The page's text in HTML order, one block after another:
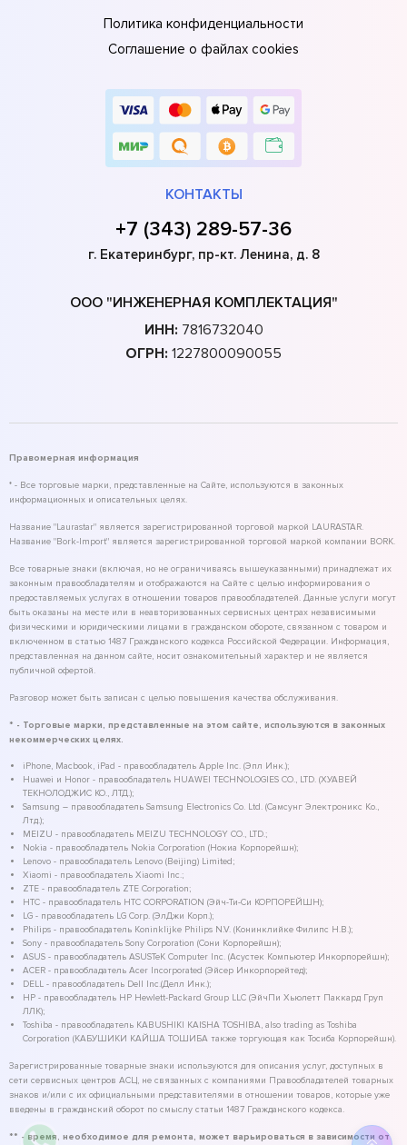
Политика конфиденциальности
Соглашение о файлах cookies
КОНТАКТЫ
+7 (343) 289-57-36
г. Екатеринбург, пр-кт. Ленина, д. 8
ООО "ИНЖЕНЕРНАЯ КОМПЛЕКТАЦИЯ"
ИНН: 7816732040
ОГРН: 1227800090055
Правомерная информация
* - Все торговые марки, представленные на Сайте, используются в законных
информационных и описательных целях.
Название "Laurastar" является зарегистрированной торговой маркой LAURASTAR.
Название "Bork-Import" является зарегистрированной торговой маркой компании BORK.
Все товарные знаки (включая, но не ограничиваясь вышеуказанными) принадлежат их
законным правообладателям и отображаются на Сайте с целью информирования о
предоставляемых услугах в отношении товаров правообладателей. Данные услуги могут
быть оказаны на месте или в неавторизованных сервисных центрах независимыми
физическими и юридическими лицами в гражданском обороте, связанном с товаром и
включенном в статью 1487 Гражданского кодекса Российской Федерации. Информация,
представленная на данном сайте, носит ознакомительный характер и не является
публичной офертой.
Разговор может быть записан с целью повышения качества обслуживания.
* - Торговые марки, представленные на этом сайте, используются в законных
некоммерческих целях.
iPhone, Macbook, iPad - правообладатель Apple Inc. (Эпл Инк.);
Huawei и Honor - правообладатель HUAWEI TECHNOLOGIES CO., LTD. (ХУАВЕЙ
ТЕКНОЛОДЖИС КО., ЛТД.);
Samsung – правообладатель Samsung Electronics Co. Ltd. (Самсунг Электроникс Ко.,
Лтд.);
MEIZU - правообладатель MEIZU TECHNOLOGY CO., LTD.;
Nokia - правообладатель Nokia Corporation (Нокиа Корпорейшн);
Lenovo - правообладатель Lenovo (Beijing) Limited;
Xiaomi - правообладатель Xiaomi Inc.;
ZTE - правообладатель ZTE Corporation;
HTC - правообладатель HTC CORPORATION (Эйч-Ти-Си КОРПОРЕЙШН);
LG - правообладатель LG Corp. (ЭлДжи Корп.);
Philips - правообладатель Koninklijke Philips N.V. (Конинклийке Филипс Н.В.);
Sony - правообладатель Sony Corporation (Сони Корпорейшн);
ASUS - правообладатель ASUSTeK Computer Inc. (Асустек Компьютер Инкорпорейшн);
ACER - правообладатель Acer Incorporated (Эйсер Инкорпорейтед);
DELL - правообладатель Dell Inc.(Делл Инк.);
HP - правообладатель HP Hewlett-Packard Group LLC (ЭйчПи Хьюлетт Паккард Груп
ЛЛК);
Toshiba - правообладатель KABUSHIKI KAISHA TOSHIBA, also trading as Toshiba
Corporation (КАБУШИКИ КАЙША ТОШИБА также торгующая как Тосиба Корпорейшн).
Зарегистрированные товарные знаки используются для описания услуг, доступных в
сети сервисных центров АСЦ, не связанных с компаниями Правообладателей товарных
знаков и/или с их официальными представителями в отношении товаров, которые уже
введены в гражданский оборот по смыслу статьи 1487 Гражданского кодекса.
** - время, необходимое для ремонта, может варьироваться в зависимости от